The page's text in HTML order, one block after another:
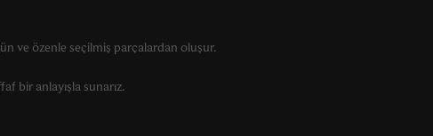
ve özenle seçilmiş parçalardan oluşur.
bir anlayışla sunarız.